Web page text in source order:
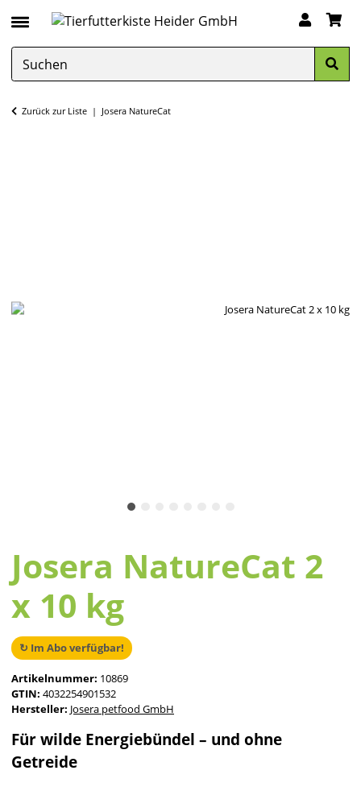
Zurück zur Liste Josera NatureCat
Josera NatureCat 2
x 10 kg
↻ Im Abo verfügbar!
Artikelnummer: 10869
GTIN: 4032254901532
Hersteller: Josera petfood GmbH
Für wilde Energiebündel – und ohne
Getreide